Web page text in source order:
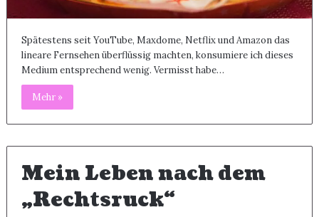
Spätestens seit YouTube, Maxdome, Netflix und Amazon das
lineare Fernsehen überflüssig machten, konsumiere ich dieses
Medium entsprechend wenig. Vermisst habe…
Mehr »
Mein Leben nach dem
„Rechtsruck“